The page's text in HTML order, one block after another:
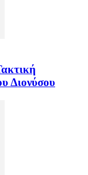
Διονύσου